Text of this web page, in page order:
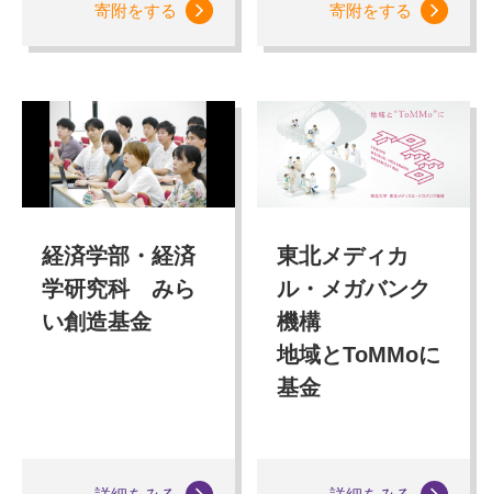
寄附をする 寄附をする
経済学部・経済
学研究科 みら
い創造基金
東北メディカ
ル・メガバンク
機構
地域とToMMoに
基金